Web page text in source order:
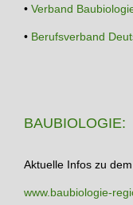
• Verband
• Berufsverband
BAUBIOLOGIE:
Aktuelle Infos zu
www.baubiologie-